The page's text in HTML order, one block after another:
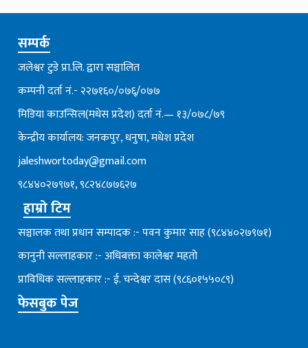
सम्पर्क
जलेश्वर टुडे प्रा.लि. द्वारा सञ्चालित
कम्पनी दर्ता नं.- २२७१६०/०७६्/०७७
मिडिया काउन्सिल(मधेस प्रदेश) दर्ता नं.— १३/०७८/७९
केन्द्रीय कार्यालय: जनकपुर, धनुषा, मधेश प्रदेश
jaleshwortoday@gmail.com
९८४४०२७९७१, ९८२४८७७६२७
हाम्रो टिम
सञ्चालक तथा प्रधान सम्पादक :- पवन कुमार साह (९८४४०२७९७१)
कानुनी सल्लाहकार :- अधिबक्ता कालेश्वर महतो
प्राविधिक सल्लाहकार :- ई. चन्देश्वर दास (९८६०१५५०८९)
फेसबुक पेज